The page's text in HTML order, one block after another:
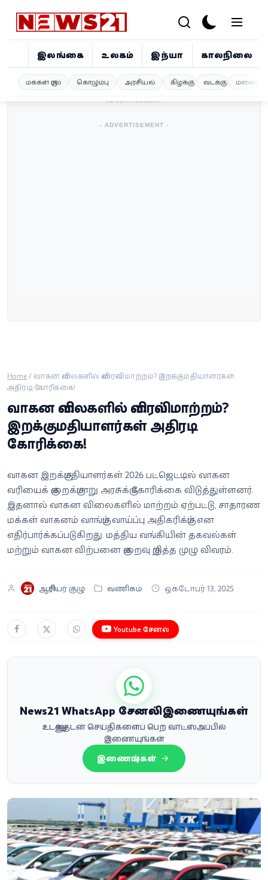
இலங்கை உலகம் இந்தியா காலநிலை
மக்கள் குரல் கொழும்பு அரசியல் கிழக்கு வடக்கு
இலங்கை
வெப்ஸ்டோரி
தமிழ்
- ADVERTISEMENT -
- ADVERTISEMENT -
Home/ வாகன விலைகளில் விரைவில் மாற்றம்? இறக்குமதியாளர்கள்
அதிரடி கோரிக்கை!
வாகன விலைகளில் விரைவில் மாற்றம்?
இறக்குமதியாளர்கள் அதிரடி
கோரிக்கை!
வாகன இறக்குமதியாளர்கள் 2026 பட்ஜெட்டில் வாகன
வரியைக் குறைக்குமாறு அரசுக்கு கோரிக்கை விடுத்துள்ளனர்.
இதனால் வாகன விலைகளில் மாற்றம் ஏற்பட்டு, சாதாரண
மக்கள் வாகனம் வாங்கும் வாய்ப்பு அதிகரிக்கும் என
எதிர்பார்க்கப்படுகிறது. மத்திய வங்கியின் தகவல்கள்
மற்றும் வாகன விற்பனை குறைவு குறித்த முழு விவரம்.
ஆசிரியர் குழு வணிகம் ஒக்டோபர் 13, 2025
Youtube சேனல்
News21 WhatsApp சேனலில் இணையுங்கள்
உடனுக்குடன் செய்திகளைப் பெற வாட்ஸ்அப்பில்
இணையுங்கள்
இணையுங்கள்